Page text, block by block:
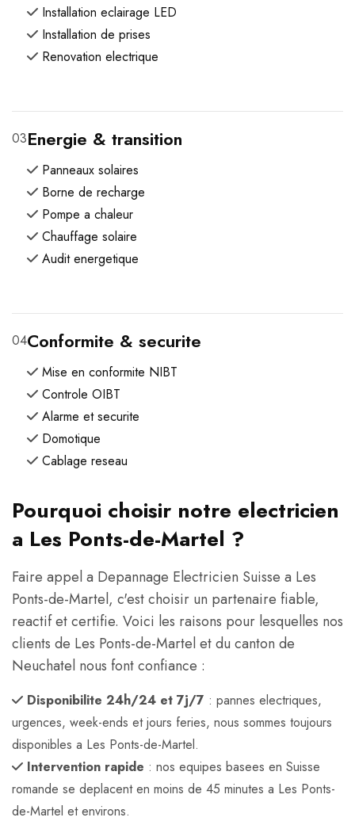
Installation eclairage LED
Installation de prises
Renovation electrique
03Energie & transition
Panneaux solaires
Borne de recharge
Pompe a chaleur
Chauffage solaire
Audit energetique
04Conformite & securite
Mise en conformite NIBT
Controle OIBT
Alarme et securite
Domotique
Cablage reseau
Pourquoi choisir notre electricien
a Les Ponts-de-Martel ?
Faire appel a Depannage Electricien Suisse a Les
Ponts-de-Martel, c'est choisir un partenaire fiable,
reactif et certifie. Voici les raisons pour lesquelles nos
clients de Les Ponts-de-Martel et du canton de
Neuchatel nous font confiance :
Disponibilite 24h/24 et 7j/7 : pannes electriques,
urgences, week-ends et jours feries, nous sommes toujours
disponibles a Les Ponts-de-Martel.
Intervention rapide : nos equipes basees en Suisse
romande se deplacent en moins de 45 minutes a Les Ponts-
de-Martel et environs.